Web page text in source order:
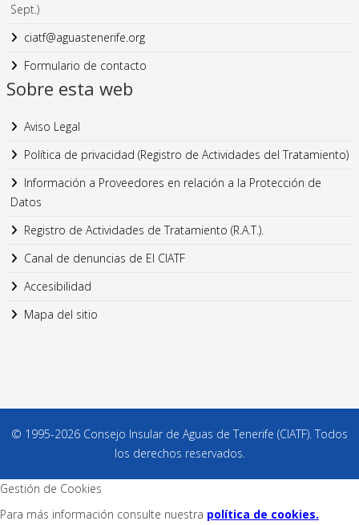
Sept.)
ciatf@aguastenerife.org
Formulario de contacto
Sobre esta web
Aviso Legal
Política de privacidad (Registro de Actividades del Tratamiento)
Información a Proveedores en relación a la Protección de
Datos
Registro de Actividades de Tratamiento (R.A.T.).
Canal de denuncias de El CIATF
Accesibilidad
Mapa del sitio
© 1995-2026 Consejo Insular de Aguas de Tenerife (CIATF). Todos
los derechos reservados.
Gestión de Cookies
Para más información consulte nuestra política de cookies.